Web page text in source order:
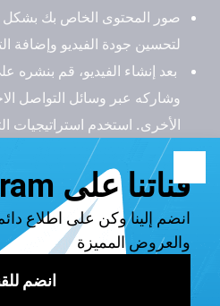
صور المحتوى الخاص بك بشكل
لتحسين جودة الفيديو وإضافة
بعد إنشاء الفيديو، قم بنشره
وشاركه عبر وسائل التواصل
الأخرى. استخدم استراتيجيات
تزويد ساعات يوتيوب.
إذا كنت تبحث عن زيادة ساعات
ومنافسة، فإن "برنس سيرفسس"
"برنس سيرفسس" خدمات شراء
وضمان الحصول على مشاهدات